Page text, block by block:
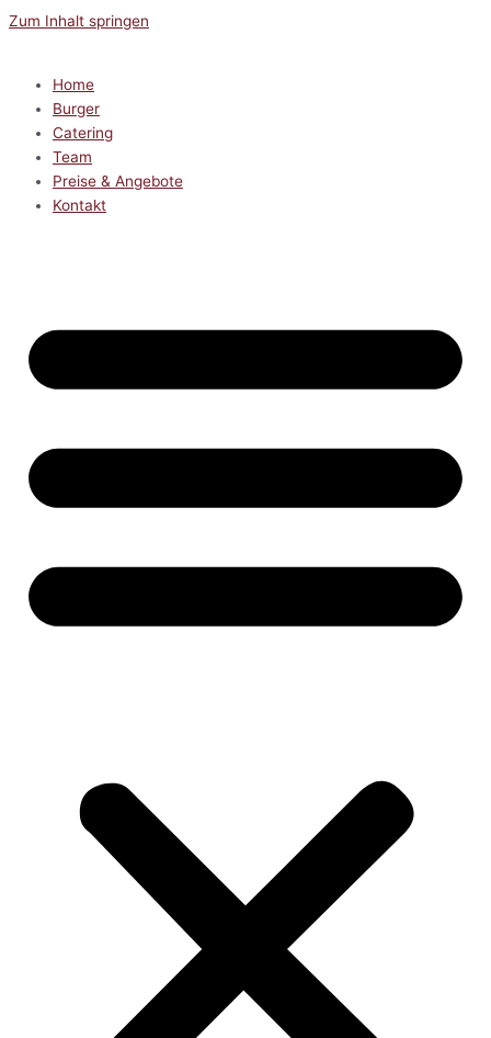
Zum Inhalt springen
Home
Burger
Catering
Team
Preise & Angebote
Kontakt